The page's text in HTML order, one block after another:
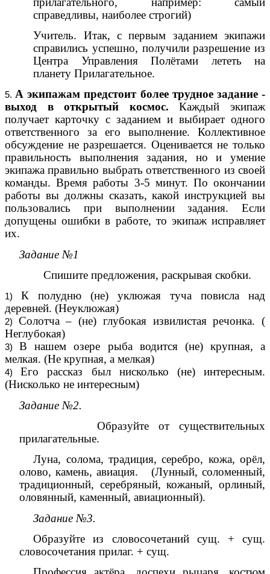
справедливы, наиболее строгий)
Учитель. Итак, с первым заданием экипажи
справились успешно, получили разрешение из
Центра Управления Полётами лететь на
планету Прилагательное.
А экипажам предстоит более трудное задание -
выход в открытый
космос. Каждый экипаж
получает карточку с заданием и выбирает одного
ответственного за его выполнение. Коллективное
обсуждение не разрешается. Оценивается не только
правильность выполнения задания, но и умение
экипажа правильно выбрать ответственного из своей
команды. Время работы 3-5 минут. По окончании
работы вы должны сказать, какой инструкцией вы
пользовались при выполнении задания. Если
допущены ошибки в работе, то экипаж исправляет
их.
Задание №1
Спишите предложения, раскрывая скобки.
К полудню (не) уклюжая туча повисла над
деревней. (Неуклюжая)
Солотча – (не) глубокая извилистая речонка. (
Неглубокая)
В нашем озере рыба водится (не) крупная, а
мелкая. (Не крупная, а мелкая)
Его рассказ был нисколько (не) интересным.
(Нисколько не интересным)
Задание №2.
Образуйте от существительных
прилагательные.
Луна, солома, традиция, серебро, кожа, орёл,
олово, камень, авиация. (Лунный, соломенный,
традиционный, серебряный, кожаный, орлиный,
оловянный, каменный, авиационный).
Задание №3.
Образуйте из словосочетаний сущ. + сущ.
словосочетания прилаг. + сущ.